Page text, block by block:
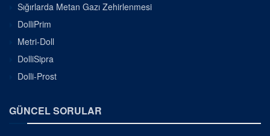
Sığırlarda Metan Gazı Zehirlenmesi
DolliPrim
Metri-Doll
DolliSipra
Dolli-Prost
GÜNCEL SORULAR